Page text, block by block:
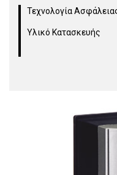
Τεχνολογία
Υλικό Κατασκευής